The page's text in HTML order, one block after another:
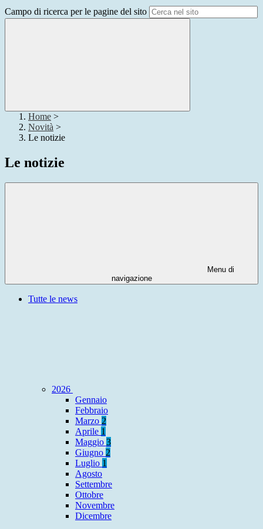
Campo di ricerca per le pagine del sito
Home >
Novità >
Le notizie
Le notizie
Menu di
navigazione
Tutte le news
2026
Gennaio
Febbraio
Marzo 2
Aprile 1
Maggio 3
Giugno 2
Luglio 1
Agosto
Settembre
Ottobre
Novembre
Dicembre